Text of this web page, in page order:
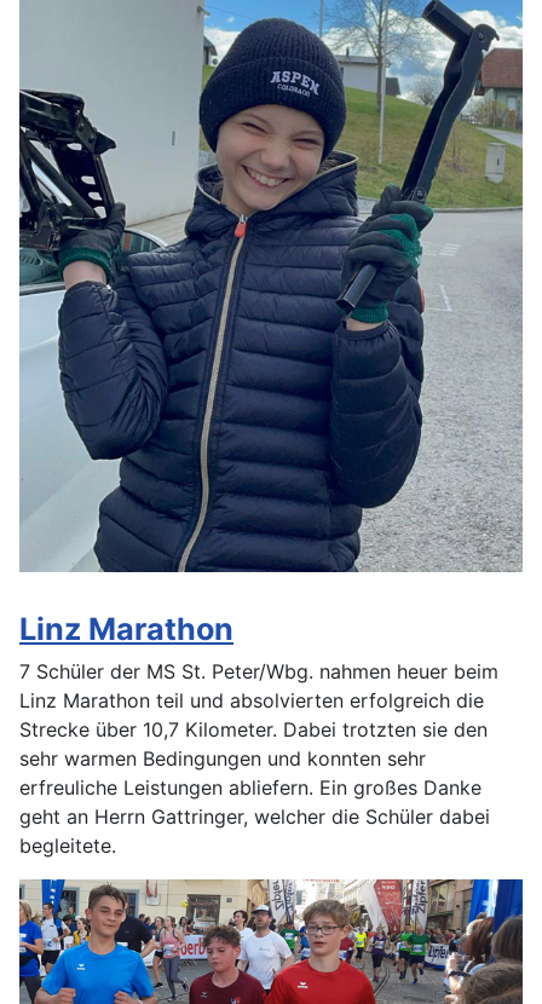
Linz Marathon
7 Schüler der MS St. Peter/Wbg. nahmen heuer beim
Linz Marathon teil und absolvierten erfolgreich die
Strecke über 10,7 Kilometer. Dabei trotzten sie den
sehr warmen Bedingungen und konnten sehr
erfreuliche Leistungen abliefern. Ein großes Danke
geht an Herrn Gattringer, welcher die Schüler dabei
begleitete.